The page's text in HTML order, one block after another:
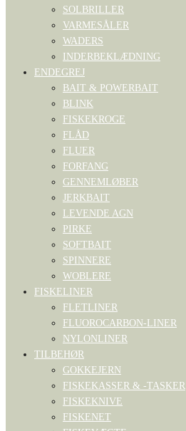
SOLBRILLER
VARMESÅLER
WADERS
INDERBEKLÆDNING
ENDEGREJ
BAIT & POWERBAIT
BLINK
FISKEKROGE
FLÅD
FLUER
FORFANG
GENNEMLØBER
JERKBAIT
LEVENDE AGN
PIRKE
SOFTBAIT
SPINNERE
WOBLERE
FISKELINER
FLETLINER
FLUOROCARBON-LINER
NYLONLINER
TILBEHØR
GOKKEJERN
FISKEKASSER & -TASKER
FISKEKNIVE
FISKENET